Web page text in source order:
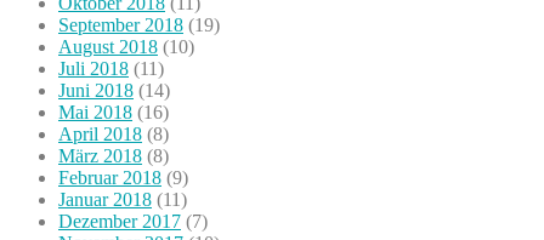
September 2018 (19)
August 2018 (10)
Juli 2018 (11)
Juni 2018 (14)
Mai 2018 (16)
April 2018 (8)
März 2018 (8)
Februar 2018 (9)
Januar 2018 (11)
Dezember 2017 (7)